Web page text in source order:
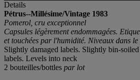
Details
Pétrus--Millésime/Vintage 1983
Pomerol, cru exceptionnel
Capsules légèrement endommagées.
et touchées par l'humidité. Niveaux dans
Slightly damaged labels. Slightly bin-
labels. Levels into neck
2 bouteilles/bottles par lot